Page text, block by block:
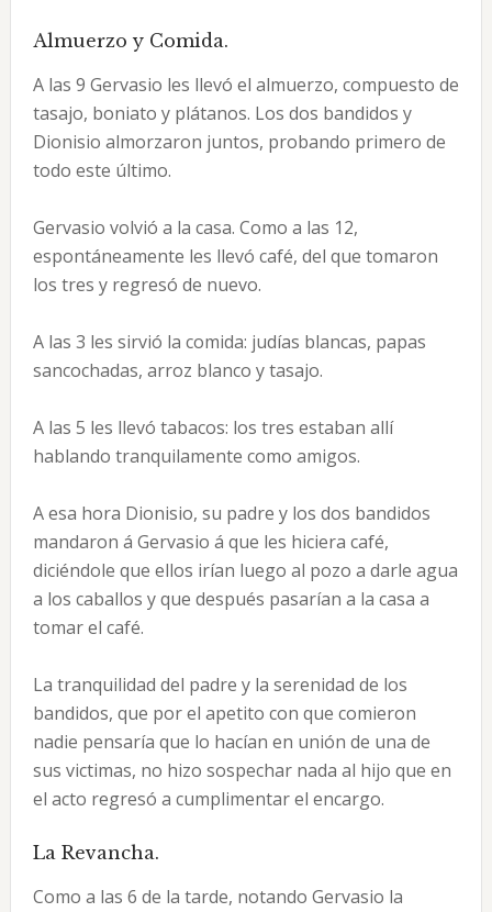
Almuerzo y Comida.
A las 9 Gervasio les llevó el almuerzo, compuesto de
tasajo, boniato y plátanos. Los dos bandidos y
Dionisio almorzaron juntos, probando primero de
todo este último.
Gervasio volvió a la casa. Como a las 12,
espontáneamente les llevó café, del que tomaron
los tres y regresó de nuevo.
A las 3 les sirvió la comida: judías blancas, papas
sancochadas, arroz blanco y tasajo.
A las 5 les llevó tabacos: los tres estaban allí
hablando tranquilamente como amigos.
A esa hora Dionisio, su padre y los dos bandidos
mandaron á Gervasio á que les hiciera café,
diciéndole que ellos irían luego al pozo a darle agua
a los caballos y que después pasarían a la casa a
tomar el café.
La tranquilidad del padre y la serenidad de los
bandidos, que por el apetito con que comieron
nadie pensaría que lo hacían en unión de una de
sus victimas, no hizo sospechar nada al hijo que en
el acto regresó a cumplimentar el encargo.
La Revancha.
Como a las 6 de la tarde, notando Gervasio la